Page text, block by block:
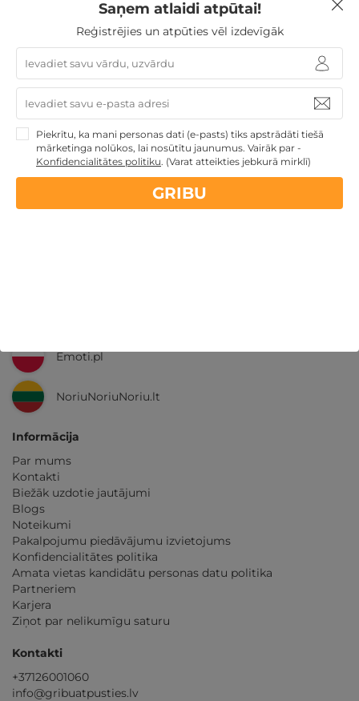
Nekādasapkalpošanas un administrācijasmaksas
14 dienu naudas atmaksas garantija
Kvalitatīva klientuapkalpošana
Emoti.pl
NoriuNoriuNoriu.lt
Informācija
Par mums
Kontakti
Biežāk uzdotie jautājumi
Blogs
Noteikumi
Pakalpojumu piedāvājumu izvietojums
Konfidencialitātes politika
Amata vietas kandidātu personas datu politika
Partneriem
Karjera
Ziņot par nelikumīgu saturu
Kontakti
+37126001060
info@gribuatpusties.lv
Saņem atlaidi atpūtai!
Reģistrējies un atpūties vēl izdevīgāk
Piekrītu, ka mani personas dati (e-pasts) tiks apstrādāti tiešā
mārketinga nolūkos, lai nosūtītu jaunumus. Vairāk par -
Konfidencialitātes politiku. (Varat atteikties jebkurā mirklī)
GRIBU